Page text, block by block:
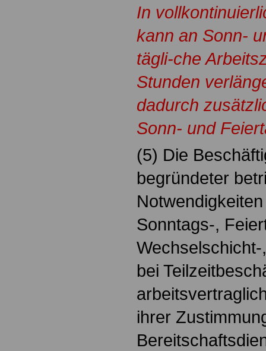
In
kann an Sonn-
tägli-che
Stunden
dadurch
Sonn- und
(5) Die
begründeter
Sonntags-,
bei
ihrer